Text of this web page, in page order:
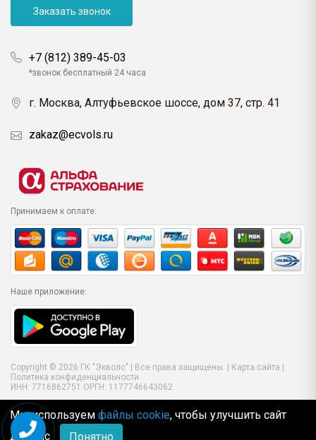
Заказать звонок
+7 (812) 389-45-03
*звонок бесплатный 24 часа
г. Москва, Алтуфьевское шоссе, дом 37, стр. 41
zakaz@ecvols.ru
Принимаем к оплате:
Наше приложение:
Copyright © 2026 ГК "Экволс" | Все права защищены. | Карта сайта
Политика конфиденциальности
ИНН: 7716862751 ОРГН: 1177746643062
Мы используем файлы cookie, чтобы улучшить сайт
для Вас
Понятно